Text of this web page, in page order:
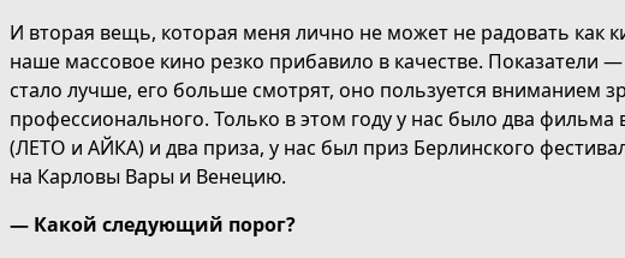
И вторая вещь, которая меня лично не может не радовать как
наше массовое кино резко прибавило в качестве. Показатели
стало лучше, его больше смотрят, оно пользуется вниманием
профессионального. Только в этом году у нас было два
(ЛЕТО и АЙКА) и два приза, у нас был приз Берлинского
на Карловы Вары и Венецию.
— Какой следующий порог?